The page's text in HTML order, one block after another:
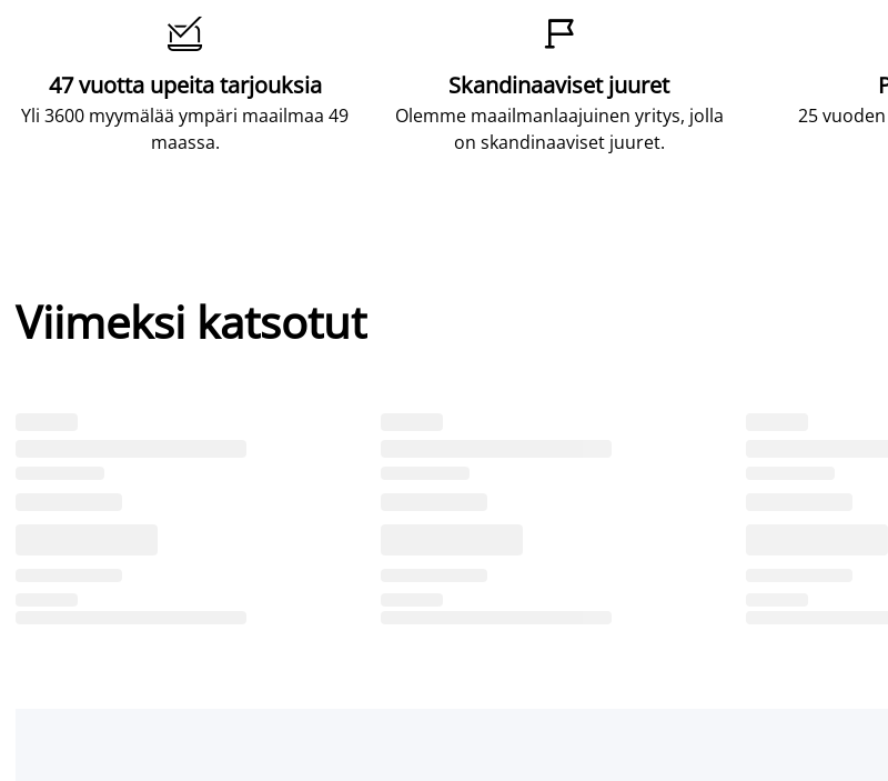

47 vuotta upeita tarjouksia
Yli 3600 myymälää ympäri maailmaa 49
maassa.

Skandinaaviset juuret
Olemme maailmanlaajuinen yritys, jolla
on skandinaaviset juuret.
25
Viimeksi katsotut